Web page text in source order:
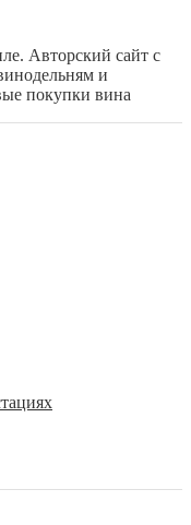
Авторский сайт с
и
покупки вина